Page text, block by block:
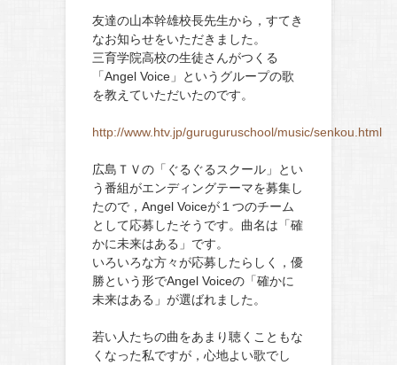
友達の山本幹雄校長先生から，すてき
なお知らせをいただきました。
三育学院高校の生徒さんがつくる
「Angel Voice」というグループの歌
を教えていただいたのです。
http://www.htv.jp/guruguruschool/music/senkou.html
広島ＴＶの「ぐるぐるスクール」とい
う番組がエンディングテーマを募集し
たので，Angel Voiceが１つのチーム
として応募したそうです。曲名は「確
かに未来はある」です。
いろいろな方々が応募したらしく，優
勝という形でAngel Voiceの「確かに
未来はある」が選ばれました。
若い人たちの曲をあまり聴くこともな
くなった私ですが，心地よい歌でし